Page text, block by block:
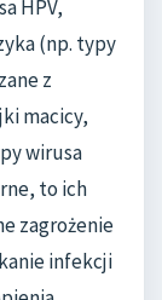
HPV,
(np. typy
z
macicy,
wirusa
to ich
zagrożenie
infekcji